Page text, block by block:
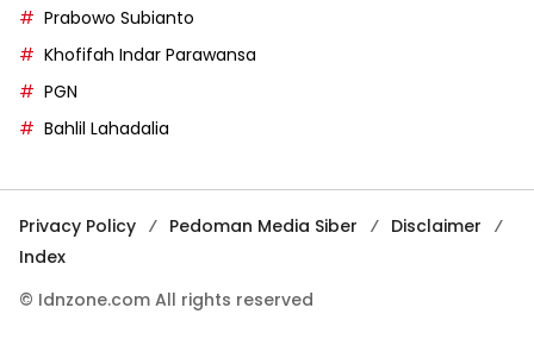
Prabowo Subianto
Khofifah Indar Parawansa
PGN
Bahlil Lahadalia
Privacy Policy Pedoman Media Siber
Disclaimer
Index
© Idnzone.com All rights reserved